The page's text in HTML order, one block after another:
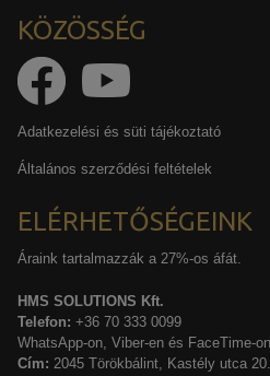
KÖZÖSSÉG
Adatkezelési és süti tájékoztató
Általános szerződési feltételek
ELÉRHETŐSÉGEINK
Áraink tartalmazzák a 27%-os áfát.
HMS SOLUTIONS Kft.
Telefon: +36 70 333 0099
WhatsApp-on, Viber-en és FaceTime-
Cím: 2045 Törökbálint, Kastély utca 20.